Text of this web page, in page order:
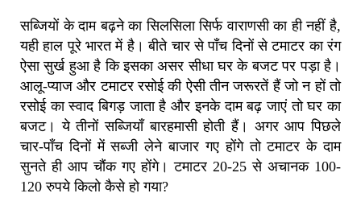
सब्जियों के दाम बढ़ने का सिलसिला सिर्फ वाराणसी का ही नहीं है,
यही हाल पूरे भारत में है। बीते चार से पाँच दिनों से टमाटर का रंग
ऐसा सुर्ख हुआ है कि इसका असर सीधा घर के बजट पर पड़ा है।
आलू-प्याज और टमाटर रसोई की ऐसी तीन जरूरतें हैं जो न हों तो
रसोई का स्वाद बिगड़ जाता है और इनके दाम बढ़ जाएं तो घर का
बजट। ये तीनों सब्जियाँ बारहमासी होती हैं। अगर आप पिछले
चार-पाँच दिनों में सब्जी लेने बाजार गए होंगे तो टमाटर के दाम
सुनते ही आप चौंक गए होंगे। टमाटर 20-25 से अचानक 100-
120 रुपये किलो कैसे हो गया?